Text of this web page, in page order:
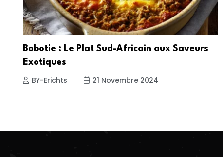
Bobotie : Le Plat Sud-Africain aux Saveurs
Exotiques
BY-Erichts 21 Novembre 2024